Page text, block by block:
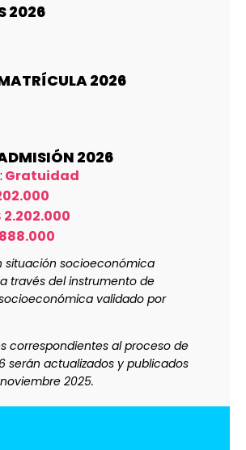
2026
2026
2026
Gratuidad
2.202.000
situación socioeconómica
través del instrumento de
validado por
correspondientes al proceso de
serán actualizados y publicados
2025.